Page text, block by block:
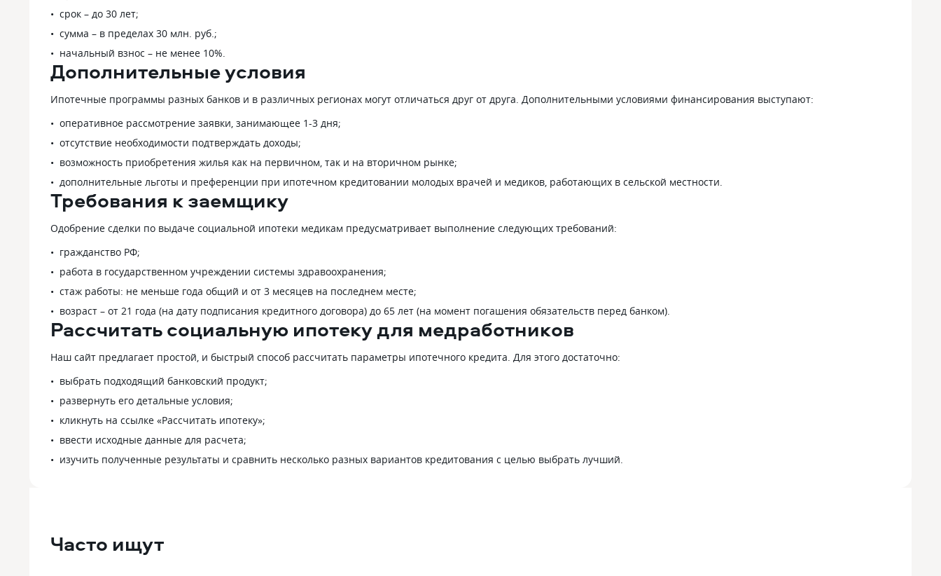
срок – до 30 лет;
сумма – в пределах 30 млн. руб.;
начальный взнос – не менее 10%.
Дополнительные условия
Ипотечные программы разных банков и в различных регионах могут отличаться друг от друга. Дополнительными условиями финансирования выступают:
оперативное рассмотрение заявки, занимающее 1-3 дня;
отсутствие необходимости подтверждать доходы;
возможность приобретения жилья как на первичном, так и на вторичном рынке;
дополнительные льготы и преференции при ипотечном кредитовании молодых врачей и медиков, работающих в сельской местности.
Требования к заемщику
Одобрение сделки по выдаче социальной ипотеки медикам предусматривает выполнение следующих требований:
гражданство РФ;
работа в государственном учреждении системы здравоохранения;
стаж работы: не меньше года общий и от 3 месяцев на последнем месте;
возраст – от 21 года (на дату подписания кредитного договора) до 65 лет (на момент погашения обязательств перед банком).
Рассчитать социальную ипотеку для медработников
Наш сайт предлагает простой, и быстрый способ рассчитать параметры ипотечного кредита. Для этого достаточно:
выбрать подходящий банковский продукт;
развернуть его детальные условия;
кликнуть на ссылке «Рассчитать ипотеку»;
ввести исходные данные для расчета;
изучить полученные результаты и сравнить несколько разных вариантов кредитования с целью выбрать лучший.
Часто ищут